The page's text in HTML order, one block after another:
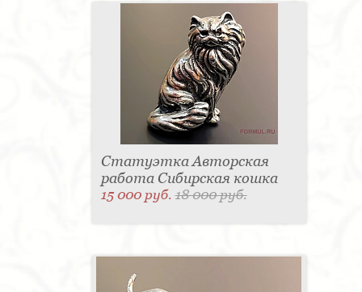
Статуэтка Авторская
работа Сибирская кошка
15 000 руб.18 000 руб.